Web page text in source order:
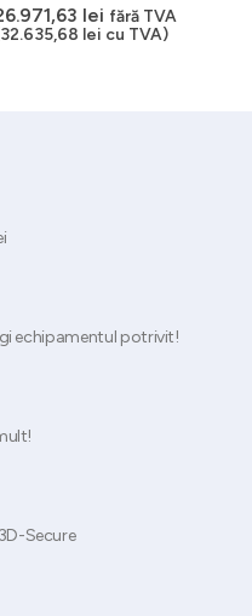
out of 5 lei fără TVA
32.635,68 lei cu TVA)
echipamentul potrivit!
Secure